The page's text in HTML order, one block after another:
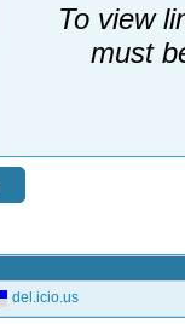
To view
must
del.icio.us